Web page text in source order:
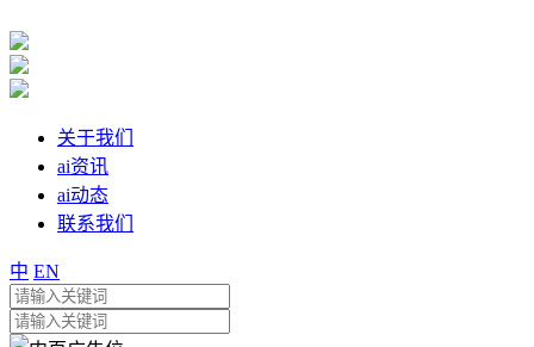
关于我们
ai资讯
ai动态
联系我们
中 EN